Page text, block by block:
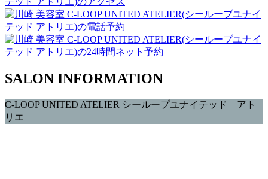
SALON INFORMATION
C-LOOP UNITED ATELIER シーループユナイテッド アト
リエ